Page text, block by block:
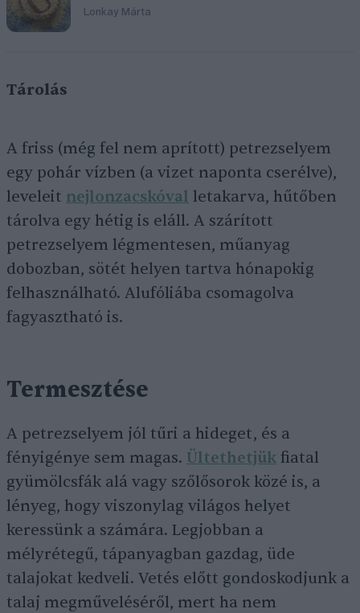
Lonkay Márta
Tárolás
A friss (még fel nem aprított) petrezselyem
egy pohár vízben (a vizet naponta cserélve),
leveleit nejlonzacskóval letakarva, hűtőben
tárolva egy hétig is eláll. A szárított
petrezselyem légmentesen, műanyag
dobozban, sötét helyen tartva hónapokig
felhasználható. Alufóliába csomagolva
fagyasztható is.
Termesztése
A petrezselyem jól tűri a hideget, és a
fényigénye sem magas. Ültethetjük fiatal
gyümölcsfák alá vagy szőlősorok közé is, a
lényeg, hogy viszonylag világos helyet
keressünk a számára. Legjobban a
mélyrétegű, tápanyagban gazdag, üde
talajokat kedveli. Vetés előtt gondoskodjunk a
talaj megműveléséről, mert ha nem